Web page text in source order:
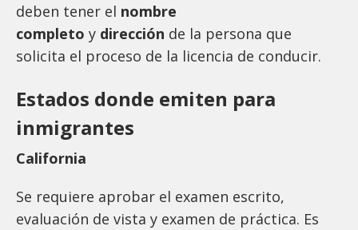
deben tener el nombre
completo y dirección de la persona que
solicita el proceso de la licencia de conducir.
Estados donde emiten para
inmigrantes
California
Se requiere aprobar el examen escrito,
evaluación de vista y examen de práctica. Es